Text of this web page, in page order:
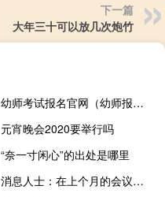
下一篇
大年三十可以放几次炮竹
幼师考试报名官网（幼师报考网）
元宵晚会2020要举行吗
“奈一寸闲心”的出处是哪里
消息人士：在上个月的会议上亚马逊(AMZN.O)没有向美国联邦贸易委员会（FTC）做出让步FTC计划于本月晚些时候对亚马逊提起反垄断诉讼